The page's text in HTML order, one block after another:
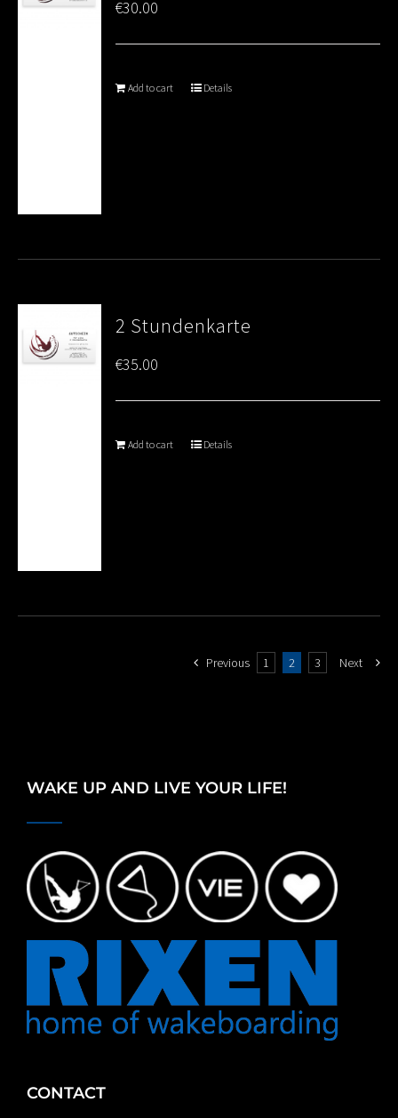
€30.00
Add to cart Details
2 Stundenkarte
€35.00
Add to cart Details
Previous 1 2 3 Next
WAKE UP AND LIVE YOUR LIFE!
CONTACT